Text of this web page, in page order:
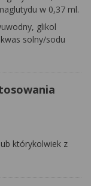
w 0,37 ml.
glikol
solny/sodu
którykolwiek z